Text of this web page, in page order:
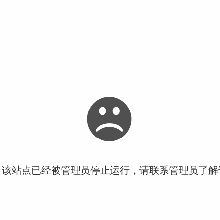
站点已经被管理员停止运行，请联系管理员了